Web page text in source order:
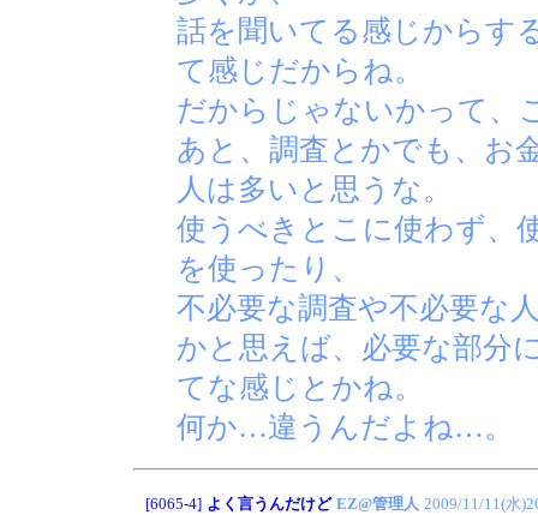
話を聞いてる感じからす
て感じだからね。
だからじゃないかって、
あと、調査とかでも、お
人は多いと思うな。
使うべきとこに使わず、
を使ったり、
不必要な調査や不必要な
かと思えば、必要な部分
てな感じとかね。
何か…違うんだよね…。
[6065-4] よく言うんだけど EZ@管理人 2009/11/11(水